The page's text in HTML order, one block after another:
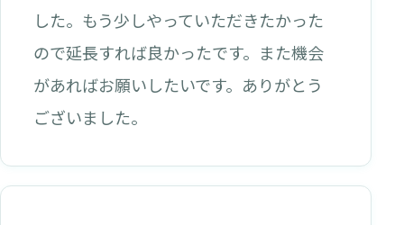
した。もう少しやっていただきたかった
ので延長すれば良かったです。また機会
があればお願いしたいです。ありがとう
ございました。